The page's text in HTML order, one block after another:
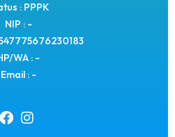
: PPPK
NIP : -
WA : -
Email : -